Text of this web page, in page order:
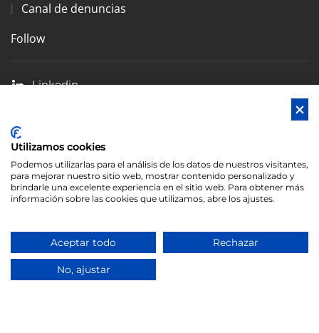
Canal de denuncias
Follow
Linkedin
Blog
In Action Advisors S.L. | Todos los derechos
reservados. Web creada por♥ Exprime Creatividad.
Utilizamos cookies
Podemos utilizarlas para el análisis de los datos de nuestros visitantes,
para mejorar nuestro sitio web, mostrar contenido personalizado y
brindarle una excelente experiencia en el sitio web. Para obtener más
información sobre las cookies que utilizamos, abre los ajustes.
Aceptar todo Rechazar
No, ajustar